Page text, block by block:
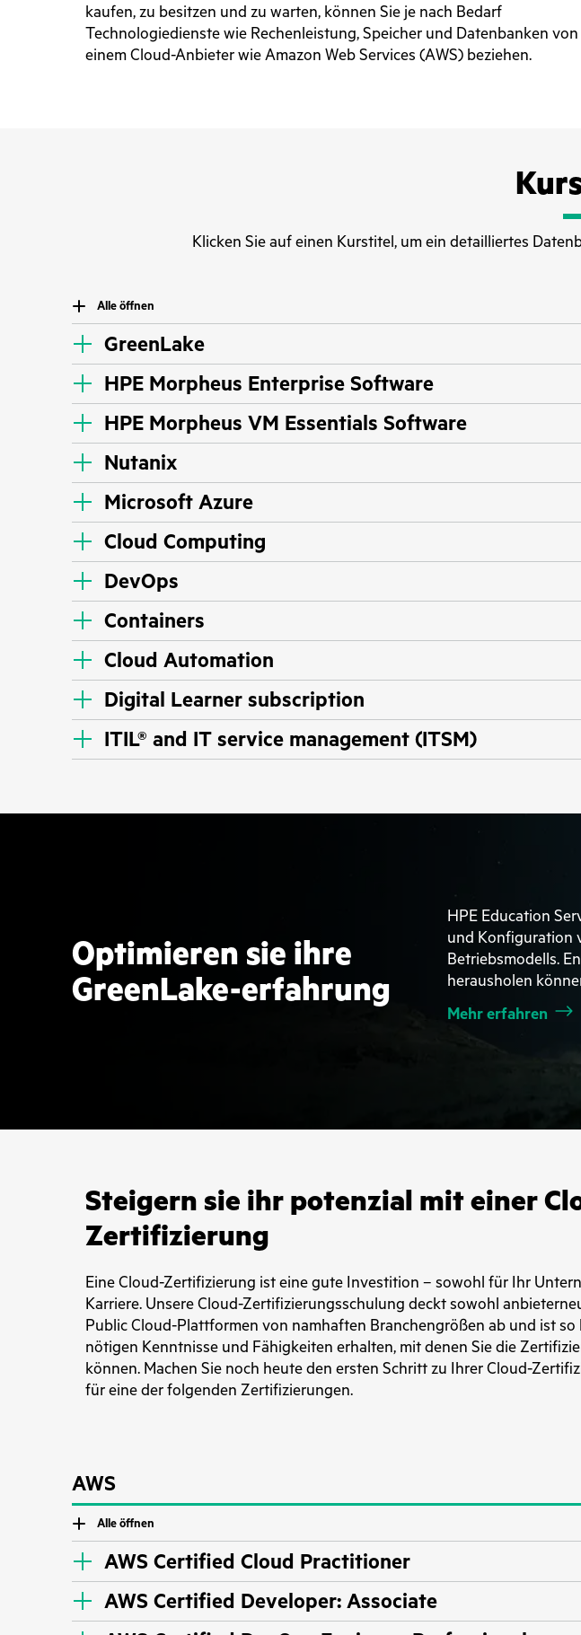
kaufen, zu besitzen und zu warten, können Sie je nach Bedarf
Technologiedienste wie Rechenleistung, Speicher und Datenbanken von
einem Cloud-Anbieter wie Amazon Web Services (AWS) beziehen.
Klicken Sie auf einen Kurstitel, um ein detailliertes
Alle öffnen
GreenLake
HPE Morpheus Enterprise Software
HPE Morpheus VM Essentials Software
Nutanix
Microsoft Azure
Cloud Computing
DevOps
Containers
Cloud Automation
Digital Learner subscription
ITIL® and IT service management (ITSM)
Optimieren sie ihre
GreenLake-erfahrung
HPE Education
und Konfiguration
Betriebsmodells.
herausholen
Mehr erfahren
Steigern sie ihr potenzial mit einer
Zertifizierung
Eine Cloud-Zertifizierung ist eine gute Investition – sowohl für Ihr
Karriere. Unsere Cloud-Zertifizierungsschulung deckt sowohl
Public Cloud-Plattformen von namhaften Branchengrößen ab und ist so
nötigen Kenntnisse und Fähigkeiten erhalten, mit denen Sie die
können. Machen Sie noch heute den ersten Schritt zu Ihrer Cloud-
für eine der folgenden Zertifizierungen.
AWS
Alle öffnen
AWS Certified Cloud Practitioner
AWS Certified Developer: Associate